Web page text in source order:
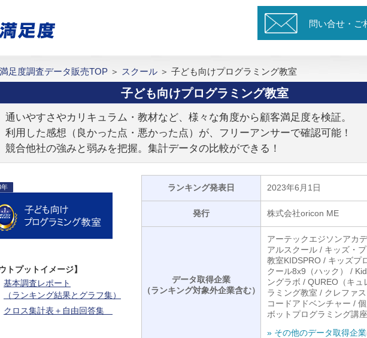
問い合せ・ご
足度調査データ販売TOP ＞ スクール ＞ 子ども向けプログラミング教室
子ども向けプログラミング教室
通いやすさやカリキュラム・教材など、様々な角度から顧客満足度を検証。
利用した感想（良かった点・悪かった点）が、フリーアンサーで確認可能！
競合他社の強みと弱みを把握。集計データの比較ができる！
年
トプットイメージ】
基本調査レポート
（ランキング結果とグラフ集）
クロス集計表＋自由回答集
ランキング発表日 2023年6月1日
発行 株式会社oricon ME
データ取得企業
（ランキング対象外企業含む）
アーテックエジソンアカ
アルスクール / キッズ・
教室KIDSPRO / キッズプ
クール8x9（ハック） /
ングラボ / QUREO（キュ
ラミング教室 / クレファ
コードアドベンチャー /
ボットプログラミング講座
» その他のデータ取得企